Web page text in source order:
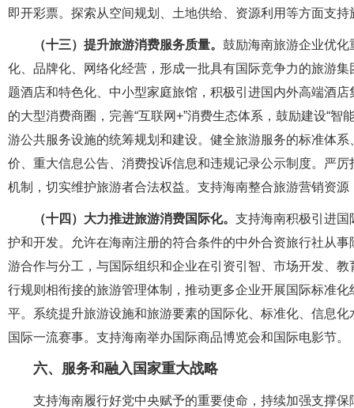
即开彩票。探索从空间规划、土地供给、资源利用等方面支持
（十三）提升旅游消费服务质量。 鼓励海南旅游企业优
化、品牌化、网络化经营，形成一批具有国际竞争力的旅游
题酒店和特色化、中小型家庭旅馆，积极引进国内外高端酒
的大型消费商圈，完善“互联网+”消费生态体系，鼓励建设“智
游公共服务设施的统筹规划和建设。健全旅游服务的标准体
价、重大信息公告、消费投诉信息和违规记录公示制度。严
机制，切实维护旅游者合法权益。支持海南整合旅游营销资
（十四）大力推进旅游消费国际化。 支持海南积极引进国
护和开发。允许在海南注册的符合条件的中外合资旅行社从
游合作与分工，与国际组织和企业在引资引智、市场开发、
行规则相衔接的旅游管理体制，推动更多企业开展国际标准
平。系统提升旅游设施和旅游要素的国际化、标准化、信息
国际一流赛事。支持海南举办国际商品博览会和国际电影节。
六、服务和融入国家重大战略
支持海南履行好党中央赋予的重要使命，持续加强支撑